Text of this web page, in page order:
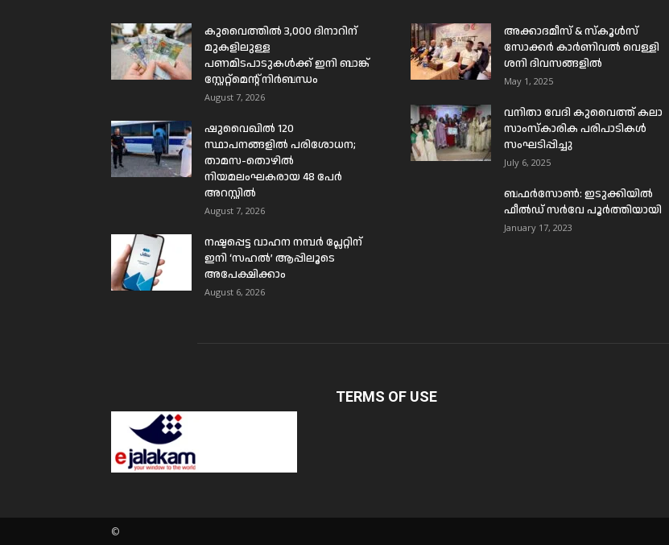
കുവൈത്തിൽ 3,000 ദിനാറിന്
മുകളിലുള്ള
പണമിടപാടുകൾക്ക് ഇനി ബാങ്ക്
സ്റ്റേറ്റ്മെന്റ് നിർബന്ധം
August 7, 2026
ഷുവൈഖിൽ 120
സ്ഥാപനങ്ങളിൽ പരിശോധന;
താമസ-തൊഴിൽ
നിയമലംഘകരായ 48 പേർ
അറസ്റ്റിൽ
August 7, 2026
നഷ്ടപ്പെട്ട വാഹന നമ്പർ പ്ലേറ്റിന്
ഇനി ‘സഹൽ’ ആപ്പിലൂടെ
അപേക്ഷിക്കാം
August 6, 2026
അക്കാദമീസ് & സ്കൂൾസ്
സോക്കർ കാർണിവൽ വെള്ളി
ശനി ദിവസങ്ങളിൽ
May 1, 2025
വനിതാ വേദി കുവൈത്ത് കലാ
സാംസ്കാരിക പരിപാടികൾ
സംഘടിപ്പിച്ചു
July 6, 2025
ബഫര്‍സോണ്‍: ഇടുക്കിയില്‍
ഫീല്‍ഡ് സര്‍വേ പൂര്‍ത്തിയായി
January 17, 2023
TERMS OF USE
©